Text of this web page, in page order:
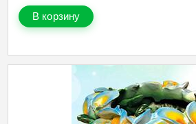
В корзину